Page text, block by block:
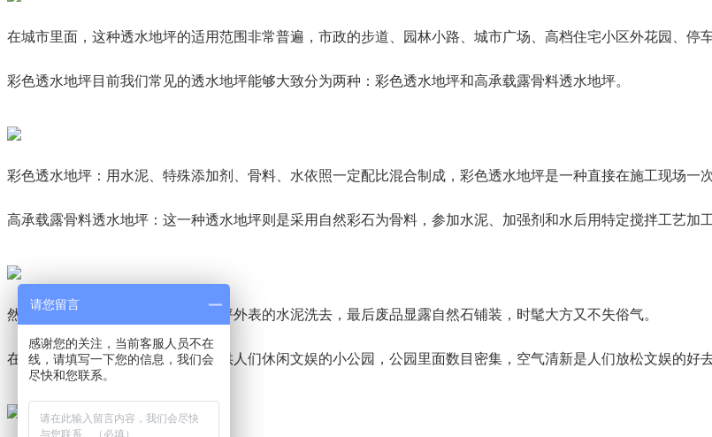
在城市里面，这种透水地坪的适用范围非常普遍，市政的步道、园林小路、城市广场、高档住宅小区外花园、停
彩色透水地坪目前我们常见的透水地坪能够大致分为两种：彩色透水地坪和高承载露骨料透水地坪。
彩色透水地坪：用水泥、特殊添加剂、骨料、水依照一定配比混合制成，彩色透水地坪是一种直接在施工现场一
高承载露骨料透水地坪：这一种透水地坪则是采用自然彩石为骨料，参加水泥、加强剂和水后用特定搅拌工艺加工
然后再运用专业外表处置工艺将地坪外表的水泥洗去，最后废品显露自然石铺装，时髦大方又不失俗气。
在居民区汇集的中央，常常都建有供人们休闲文娱的小公园，公园里面数目密集，空气清新是人们放松文娱的好去
请您留言
感谢您的关注，当前客服人员不在
线，请填写一下您的信息，我们会
尽快和您联系。